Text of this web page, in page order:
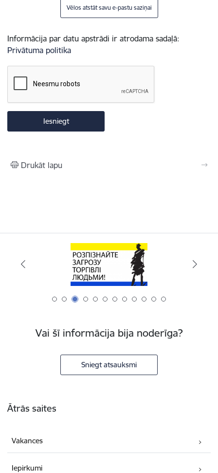
Vēlos atstāt savu e-pastu saziņai
Informācija par datu apstrādi ir atrodama sadaļā:
Privātuma politika
Drukāt lapu
Vai šī informācija bija noderīga?
Sniegt atsauksmi
Ātrās saites
Vakances
Iepirkumi